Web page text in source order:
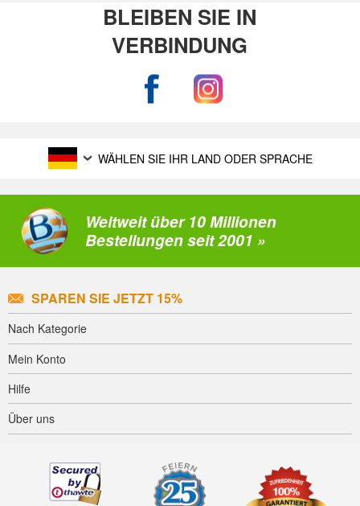
BLEIBEN SIE IN
VERBINDUNG
WÄHLEN SIE IHR LAND ODER SPRACHE
Weltweit über 10 Millionen
Bestellungen seit 2001 »
SPAREN SIE JETZT 15%
Nach Kategorie
Mein Konto
Hilfe
Über uns